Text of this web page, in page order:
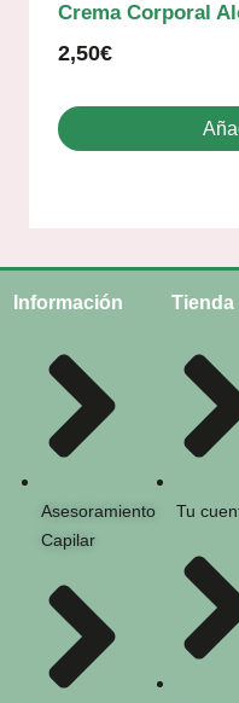
Crema Corporal
2,50€
Información
Asesoramiento
Capilar
Tienda
Tu